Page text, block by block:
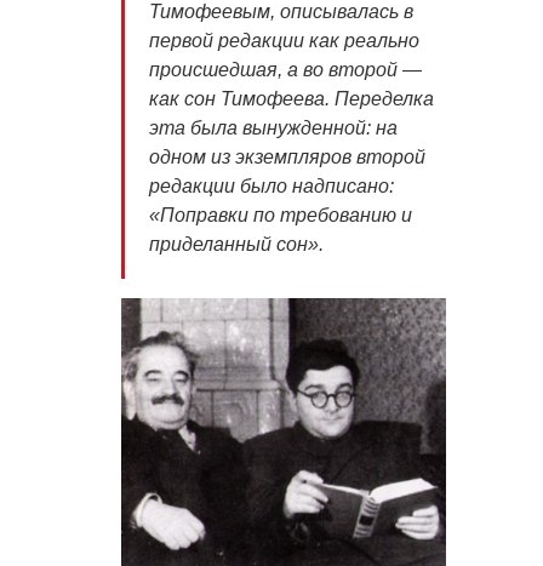
Тимофеевым, описывалась в
первой редакции как реально
происшедшая, а во второй —
как сон Тимофеева. Переделка
эта была вынужденной: на
одном из экземпляров второй
редакции было надписано:
«Поправки по требованию и
приделанный сон».